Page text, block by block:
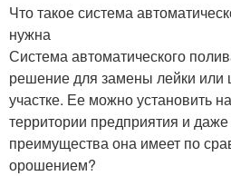
Что такое система
нужна
Система автоматического
решение для замены лейки
участке. Ее можно установить
территории предприятия и
преимущества она имеет по
орошением?